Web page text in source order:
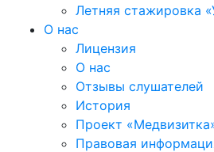
Летняя стажировка
О нас
Лицензия
О нас
Отзывы слушателей
История
Проект
Правовая